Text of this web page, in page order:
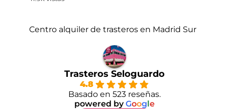
Centro alquiler de trasteros en Madrid Sur
Trasteros Seloguardo
4.8
Basado en 523 reseñas.
powered byGoogle